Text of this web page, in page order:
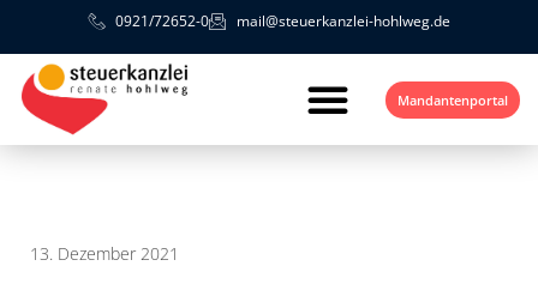
0921/72652-0 mail@steuerkanzlei-hohlweg.de
Mandantenportal
13. Dezember 2021